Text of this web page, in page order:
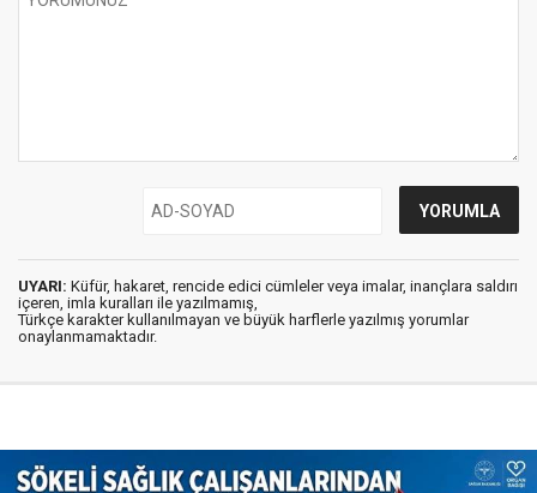
UYARI: Küfür, hakaret, rencide edici cümleler veya imalar, inançlara saldırı
içeren, imla kuralları ile yazılmamış,
Türkçe karakter kullanılmayan ve büyük harflerle yazılmış yorumlar
onaylanmamaktadır.